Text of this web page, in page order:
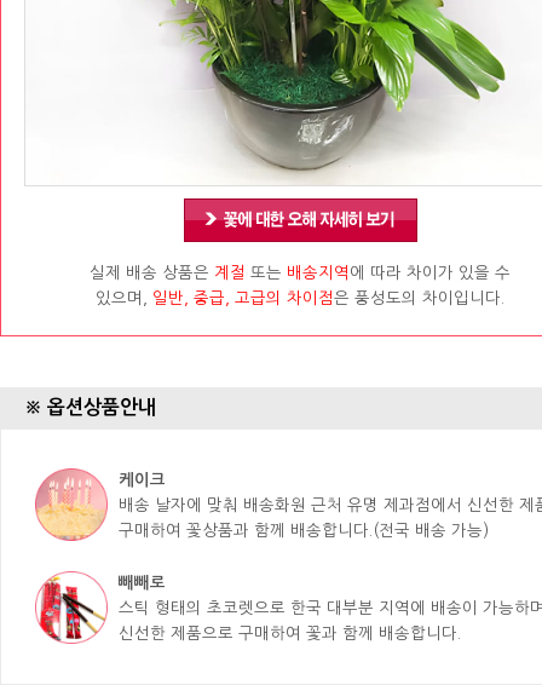
실제 배송 상품은 계절 또는 배송지역 에 따라 차이가 있을 수
있으며, 일반, 중급, 고급의 차이점은 풍성도의 차이입니다.
※ 옵션상품안내
케이크
배송 날자에 맞춰 배송화원 근처 유명 제과점에서 신선한 제
구매하여 꽃상품과 함께 배송합니다.(전국 배송 가능)
빼빼로
스틱 형태의 초코렛으로 한국 대부분 지역에 배송이 가능하
신선한 제품으로 구매하여 꽃과 함께 배송합니다.